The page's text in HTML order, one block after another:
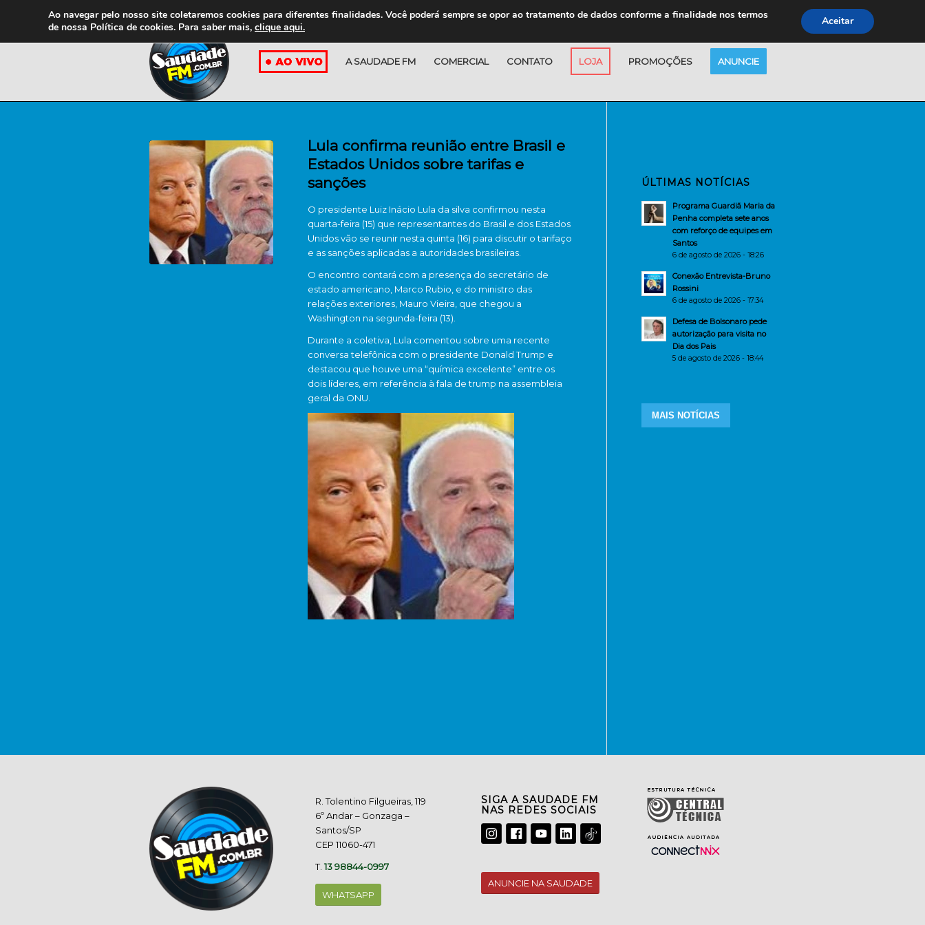
A SAUDADE FM COMERCIAL CONTATO LOJA PROMOÇÕES ANUNCIE
Lula confirma reunião entre Brasil e
Estados Unidos sobre tarifas e
sanções
O presidente Luiz Inácio Lula da silva confirmou nesta
quarta-feira (15) que representantes do Brasil e dos Estados
Unidos vão se reunir nesta quinta (16) para discutir o tarifaço
e as sanções aplicadas a autoridades brasileiras.
O encontro contará com a presença do secretário de
estado americano, Marco Rubio, e do ministro das
relações exteriores, Mauro Vieira, que chegou a
Washington na segunda-feira (13).
Durante a coletiva, Lula comentou sobre uma recente
conversa telefônica com o presidente Donald Trump e
destacou que houve uma “química excelente” entre os
dois líderes, em referência à fala de trump na assembleia
geral da ONU.
ÚLTIMAS NOTÍCIAS
Programa Guardiã Maria da
Penha completa sete anos
com reforço de equipes em
Santos
6 de agosto de 2026 - 18:26
Conexão Entrevista-Bruno
Rossini
6 de agosto de 2026 - 17:34
Defesa de Bolsonaro pede
autorização para visita no
Dia dos Pais
5 de agosto de 2026 - 18:44
MAIS NOTÍCIAS
R. Tolentino Filgueiras, 119
6º Andar – Gonzaga –
Santos/SP
CEP 11060-471
T.13 98844-0997
WHATSAPP
SIGA A SAUDADE FM
NAS REDES SOCIAIS
ANUNCIE NA SAUDADE
Ao navegar pelo nosso site coletaremos cookies para diferentes finalidades. Você poderá sempre se opor ao tratamento de dados conforme a finalidade nos termos
de nossa Política de cookies. Para saber mais, clique aqui. Aceitar